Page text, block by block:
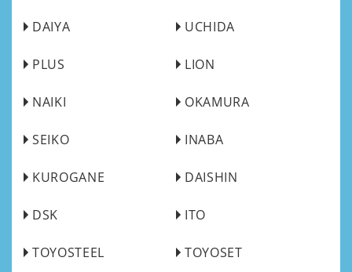
DAIYA UCHIDA
PLUS LION
NAIKI OKAMURA
SEIKO INABA
KUROGANE DAISHIN
DSK ITO
TOYOSTEEL TOYOSET